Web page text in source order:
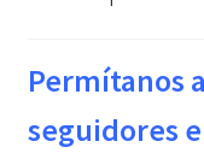
Permítanos
seguidores